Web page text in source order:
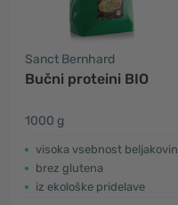
Sanct Bernhard
Bučni proteini BIO
1000 g
​visoka vsebnost beljakovin
brez glutena
iz ekološke pridelave